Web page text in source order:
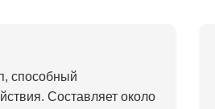
способный
Составляет около